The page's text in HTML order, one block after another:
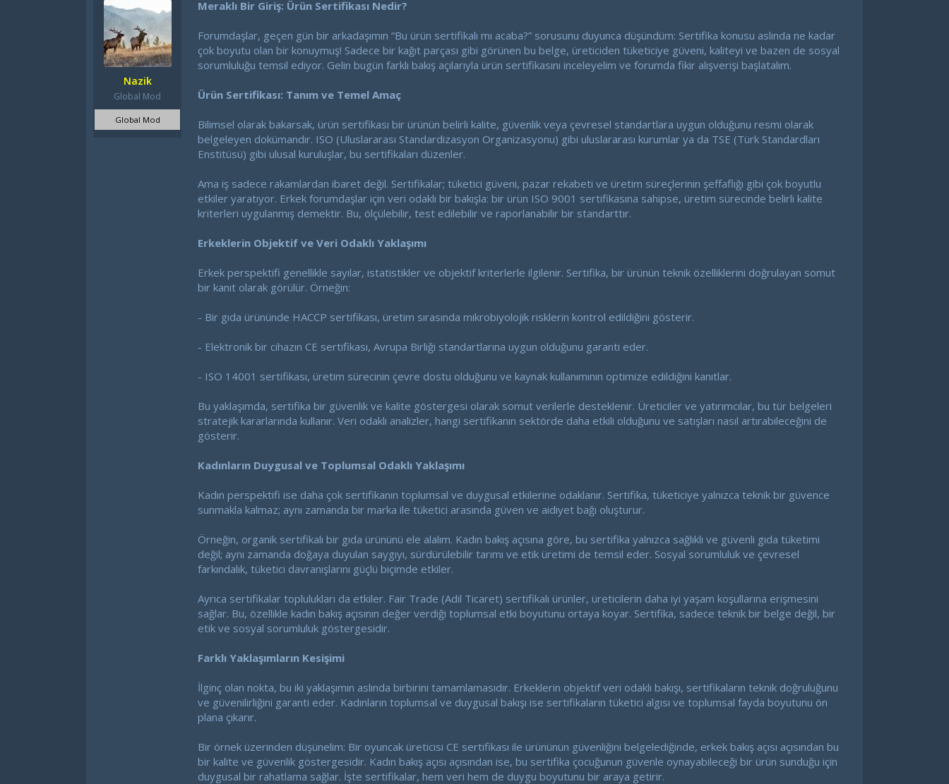
b
a
l
a
g
ç
t
a
r
i
h
i
Nazik
Global Mod
Global Mod
Meraklı Bir Giriş: Ürün Sertifikası Nedir?
Forumdaşlar, geçen gün bir arkadaşımın “Bu ürün sertifikalı mı acaba?” sorusunu duyunca düşündüm: Sertifika konusu aslında ne kadar
çok boyutu olan bir konuymuş! Sadece bir kağıt parçası gibi görünen bu belge, üreticiden tüketiciye güveni, kaliteyi ve bazen de sosyal
sorumluluğu temsil ediyor. Gelin bugün farklı bakış açılarıyla ürün sertifikasını inceleyelim ve forumda fikir alışverişi başlatalım.
Ürün Sertifikası: Tanım ve Temel Amaç
Bilimsel olarak bakarsak, ürün sertifikası bir ürünün belirli kalite, güvenlik veya çevresel standartlara uygun olduğunu resmi olarak
belgeleyen dokümandır. ISO (Uluslararası Standardizasyon Organizasyonu) gibi uluslararası kurumlar ya da TSE (Türk Standardları
Enstitüsü) gibi ulusal kuruluşlar, bu sertifikaları düzenler.
Ama iş sadece rakamlardan ibaret değil. Sertifikalar; tüketici güveni, pazar rekabeti ve üretim süreçlerinin şeffaflığı gibi çok boyutlu
etkiler yaratıyor. Erkek forumdaşlar için veri odaklı bir bakışla: bir ürün ISO 9001 sertifikasına sahipse, üretim sürecinde belirli kalite
kriterleri uygulanmış demektir. Bu, ölçülebilir, test edilebilir ve raporlanabilir bir standarttır.
Erkeklerin Objektif ve Veri Odaklı Yaklaşımı
Erkek perspektifi genellikle sayılar, istatistikler ve objektif kriterlerle ilgilenir. Sertifika, bir ürünün teknik özelliklerini doğrulayan somut
bir kanıt olarak görülür. Örneğin:
- Bir gıda ürününde HACCP sertifikası, üretim sırasında mikrobiyolojik risklerin kontrol edildiğini gösterir.
- Elektronik bir cihazın CE sertifikası, Avrupa Birliği standartlarına uygun olduğunu garanti eder.
- ISO 14001 sertifikası, üretim sürecinin çevre dostu olduğunu ve kaynak kullanımının optimize edildiğini kanıtlar.
Bu yaklaşımda, sertifika bir güvenlik ve kalite göstergesi olarak somut verilerle desteklenir. Üreticiler ve yatırımcılar, bu tür belgeleri
stratejik kararlarında kullanır. Veri odaklı analizler, hangi sertifikanın sektörde daha etkili olduğunu ve satışları nasıl artırabileceğini de
gösterir.
Kadınların Duygusal ve Toplumsal Odaklı Yaklaşımı
Kadın perspektifi ise daha çok sertifikanın toplumsal ve duygusal etkilerine odaklanır. Sertifika, tüketiciye yalnızca teknik bir güvence
sunmakla kalmaz; aynı zamanda bir marka ile tüketici arasında güven ve aidiyet bağı oluşturur.
Örneğin, organik sertifikalı bir gıda ürününü ele alalım. Kadın bakış açısına göre, bu sertifika yalnızca sağlıklı ve güvenli gıda tüketimi
değil; aynı zamanda doğaya duyulan saygıyı, sürdürülebilir tarımı ve etik üretimi de temsil eder. Sosyal sorumluluk ve çevresel
farkındalık, tüketici davranışlarını güçlü biçimde etkiler.
Ayrıca sertifikalar toplulukları da etkiler. Fair Trade (Adil Ticaret) sertifikalı ürünler, üreticilerin daha iyi yaşam koşullarına erişmesini
sağlar. Bu, özellikle kadın bakış açısının değer verdiği toplumsal etki boyutunu ortaya koyar. Sertifika, sadece teknik bir belge değil, bir
etik ve sosyal sorumluluk göstergesidir.
Farklı Yaklaşımların Kesişimi
İlginç olan nokta, bu iki yaklaşımın aslında birbirini tamamlamasıdır. Erkeklerin objektif veri odaklı bakışı, sertifikaların teknik doğruluğunu
ve güvenilirliğini garanti eder. Kadınların toplumsal ve duygusal bakışı ise sertifikaların tüketici algısı ve toplumsal fayda boyutunu ön
plana çıkarır.
Bir örnek üzerinden düşünelim: Bir oyuncak üreticisi CE sertifikası ile ürününün güvenliğini belgelediğinde, erkek bakış açısı açısından bu
bir kalite ve güvenlik göstergesidir. Kadın bakış açısı açısından ise, bu sertifika çocuğunun güvenle oynayabileceği bir ürün sunduğu için
duygusal bir rahatlama sağlar. İşte sertifikalar, hem veri hem de duygu boyutunu bir araya getirir.